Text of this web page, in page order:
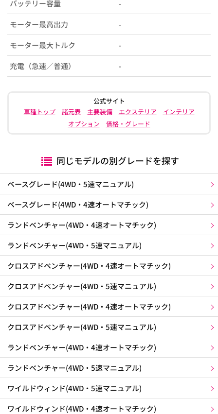
バッテリー容量 -
モーター最高出力 -
モーター最大トルク -
充電（急速／普通） -
公式サイト
車種トップ
諸元表 主要装備 エクステリア
インテリア
オプション
価格・グレード
同じモデルの別グレードを探す
ベースグレード(4WD・5速マニュアル)
ベースグレード(4WD・4速オートマチック)
ランドベンチャー(4WD・4速オートマチック)
ランドベンチャー(4WD・5速マニュアル)
クロスアドベンチャー(4WD・4速オートマチック)
クロスアドベンチャー(4WD・5速マニュアル)
クロスアドベンチャー(4WD・4速オートマチック)
クロスアドベンチャー(4WD・5速マニュアル)
ランドベンチャー(4WD・4速オートマチック)
ランドベンチャー(4WD・5速マニュアル)
ワイルドウィンド(4WD・5速マニュアル)
ワイルドウィンド(4WD・4速オートマチック)